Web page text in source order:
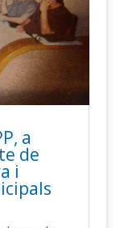
a
de
i